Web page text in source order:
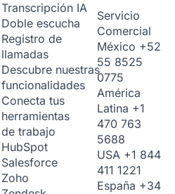
Transcripción IA
Doble escucha
Registro de
llamadas
Descubre nuestras
funcionalidades
Conecta tus
herramientas
de trabajo
HubSpot
Salesforce
Zoho
Servicio
Comercial
México +52
55 8525
0775
América
Latina +1
470 763
5688
USA +1 844
411 1221
España +34